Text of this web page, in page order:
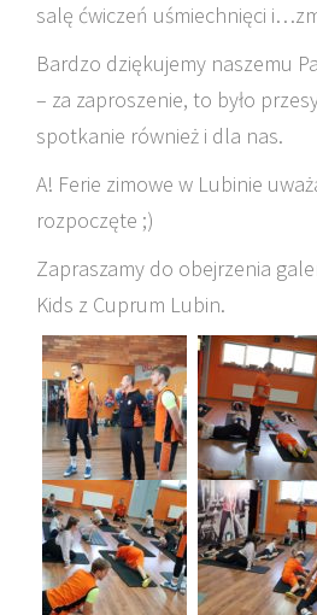
salę ćwiczeń uśmiechnięci
Bardzo dziękujemy naszemu
– za zaproszenie, to było
spotkanie również i dla nas.
A! Ferie zimowe w Lubinie
rozpoczęte ;)
Zapraszamy do obejrzenia
Kids z Cuprum Lubin.